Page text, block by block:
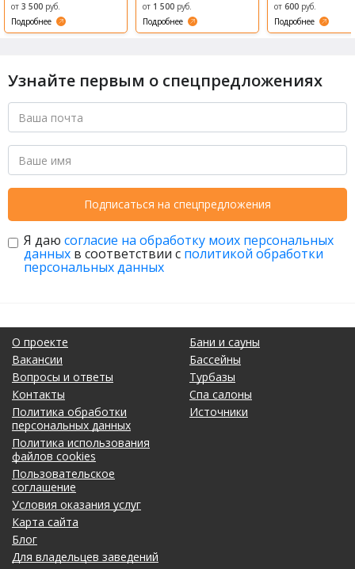
от 3 500 руб.
Подробнее
от 1 500 руб.
Подробнее
е (Revival)
от 600 руб.
Подробнее
Узнайте первым о спецпредложениях
Подписаться на спецпредложения
Я даю согласие на обработку моих персональных
данных в соответствии с политикой обработки
персональных данных
О проекте
Вакансии
Вопросы и ответы
Контакты
Политика обработки
персональных данных
Политика использования
файлов cookies
Пользовательское
соглашение
Условия оказания услуг
Карта сайта
Блог
Для владельцев заведений
Бани и сауны
Бассейны
Турбазы
Спа салоны
Источники